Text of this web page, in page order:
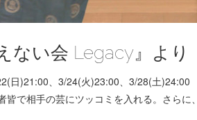
えない会 Legacy』よ
日)21:00、3/24(火)23:00、3/28(土
皆で相手の芸にツッコミを入れる。さら